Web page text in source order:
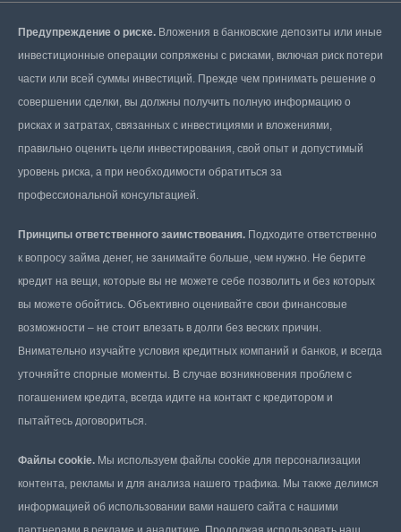
Предупреждение о риске. Вложения в банковские депозиты или иные
инвестиционные операции сопряжены с рисками, включая риск потери
части или всей суммы инвестиций. Прежде чем принимать решение о
совершении сделки, вы должны получить полную информацию о
рисках и затратах, связанных с инвестициями и вложениями,
правильно оценить цели инвестирования, свой опыт и допустимый
уровень риска, а при необходимости обратиться за
профессиональной консультацией.
Принципы ответственного заимствования. Подходите ответственно
к вопросу займа денег, не занимайте больше, чем нужно. Не берите
кредит на вещи, которые вы не можете себе позволить и без которых
вы можете обойтись. Объективно оценивайте свои финансовые
возможности – не стоит влезать в долги без веских причин.
Внимательно изучайте условия кредитных компаний и банков, и всегда
уточняйте спорные моменты. В случае возникновения проблем с
погашением кредита, всегда идите на контакт с кредитором и
пытайтесь договориться.
Файлы cookie. Мы используем файлы cookie для персонализации
контента, рекламы и для анализа нашего трафика. Мы также делимся
информацией об использовании вами нашего сайта с нашими